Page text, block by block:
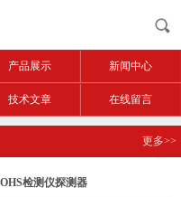
产品展示 新闻中心
技术文章 在线留言
更多>>
检测仪探测器